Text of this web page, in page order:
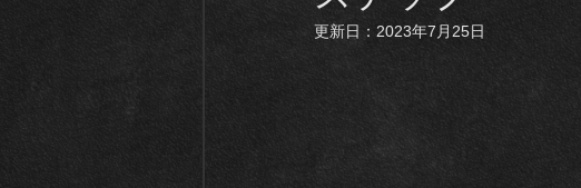
更新日： 2023年7月25日